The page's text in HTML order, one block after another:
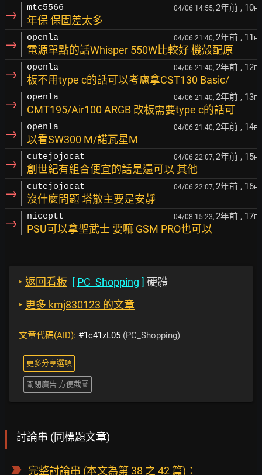
→ mtc5566 04/06 14:55, 2年前 , 10F
年保 保固差太多
→ openla 04/06 21:40, 2年前 , 11 F
電源單點的話Whisper 550W比較好 機殼配原
→ openla 04/06 21:40, 2年前 , 12F
板不用type c的話可以考慮拿CST130 Basic/
→ openla 04/06 21:40, 2年前 , 13F
CMT195/Air100 ARGB 改板需要type c的話可
→ openla 04/06 21:40, 2年前 , 14F
以看SW300 M/諾瓦星M
→ cutejojocat 04/06 22:07, 2年前 , 15F
創世紀有組合便宜的話是還可以 其他
→ cutejojocat 04/06 22:07, 2年前 , 16F
沒什麼問題 塔散主要是安靜
→ niceptt 04/08 15:23, 2年前 , 17F
PSU可以拿聖武士 要嘛 GSM PRO也可以
‣ 返回看板 [ PC_Shopping ] 硬體
‣ 更多 kmj830123 的文章
文章代碼(AID): #1c41zL05 (PC_Shopping)
更多分享選項
關閉廣告 方便截圖
討論串 (同標題文章)
完整討論串 (本文為第 38 之 42 篇)：